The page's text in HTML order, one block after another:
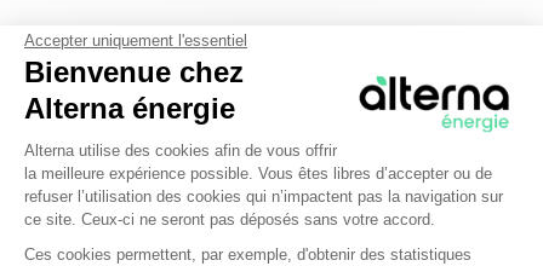
Accepter uniquement l'essentiel
Bienvenue chez
Alterna énergie
Plateforme de Gestion du
Alterna utilise des cookies afin de vous offrir
la meilleure expérience possible. Vous êtes libres d’accepter ou de
refuser l’utilisation des cookies qui n’impactent pas la navigation sur
ce site. Ceux-ci ne seront pas déposés sans votre accord.
Ces cookies permettent, par exemple, d'obtenir des statistiques